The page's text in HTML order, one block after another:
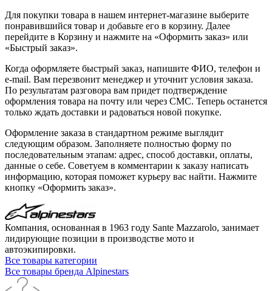
Для покупки товара в нашем интернет-магазине выберите
понравившийся товар и добавьте его в корзину. Далее
перейдите в Корзину и нажмите на «Оформить заказ» или
«Быстрый заказ».
Когда оформляете быстрый заказ, напишите ФИО, телефон и
e-mail. Вам перезвонит менеджер и уточнит условия заказа.
По результатам разговора вам придет подтверждение
оформления товара на почту или через СМС. Теперь останется
только ждать доставки и радоваться новой покупке.
Оформление заказа в стандартном режиме выглядит
следующим образом. Заполняете полностью форму по
последовательным этапам: адрес, способ доставки, оплаты,
данные о себе. Советуем в комментарии к заказу написать
информацию, которая поможет курьеру вас найти. Нажмите
кнопку «Оформить заказ».
Компания, основанная в 1963 году Sante Mazzarolo, занимает
лидирующие позиции в производстве мото и
автоэкипировки.
Все товары категории
Все товары бренда Alpinestars